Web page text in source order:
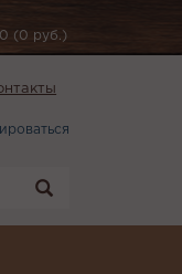
0 (0 руб.)